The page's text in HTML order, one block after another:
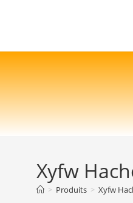
Xyfw
> Produits > Xyfw